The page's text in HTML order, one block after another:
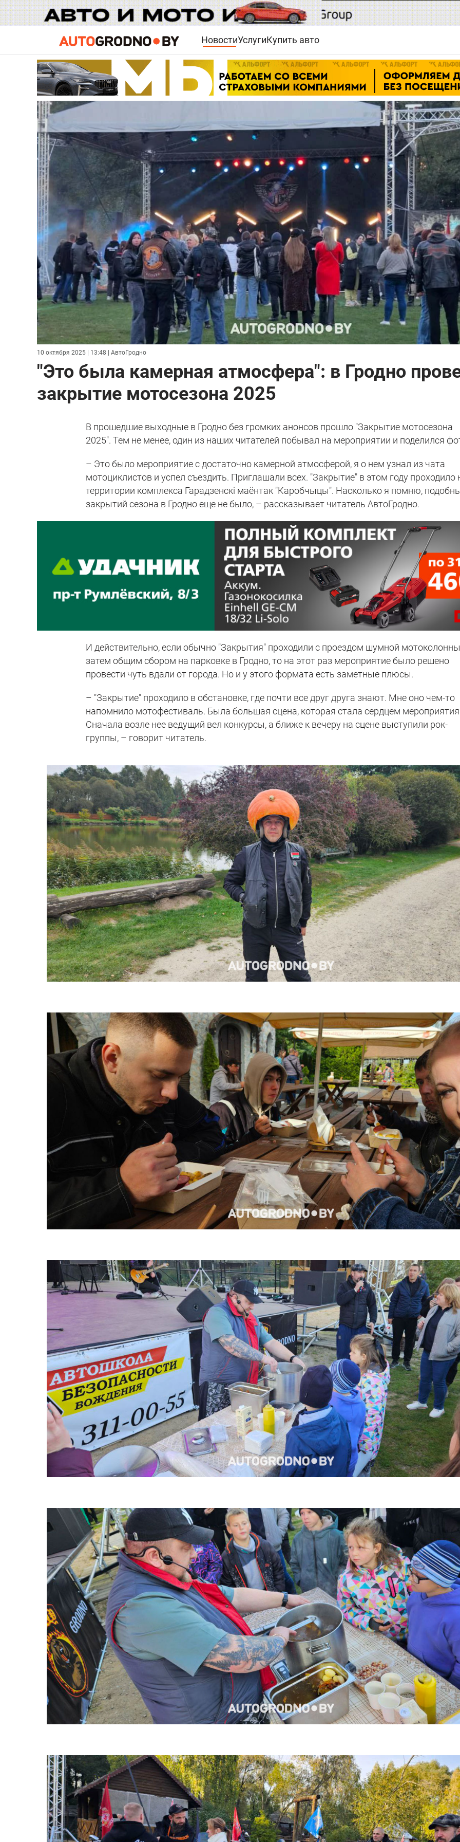
НовостиУслугиКупить авто
10 октября 2025 | 13:48 | АвтоГродно
"Это была камерная атмосфера": в Гродно
закрытие мотосезона 2025
В прошедшие выходные в Гродно без громких анонсов прошло "Закрытие мотосезона
2025". Тем не менее, один из наших читателей побывал на мероприятии и поделился
– Это было мероприятие с достаточно камерной атмосферой, я о нем узнал из чата
мотоциклистов и успел съездить. Приглашали всех. "Закрытие" в этом году проходило
территории комплекса Гарадзенскі маёнтак "Каробчыцы". Насколько я помню,
закрытий сезона в Гродно еще не было, – рассказывает читатель АвтоГродно.
И действительно, если обычно "Закрытия" проходили с проездом шумной
затем общим сбором на парковке в Гродно, то на этот раз мероприятие было решено
провести чуть вдали от города. Но и у этого формата есть заметные плюсы.
– "Закрытие" проходило в обстановке, где почти все друг друга знают. Мне оно чем-то
напомнило мотофестиваль. Была большая сцена, которая стала сердцем
Сначала возле нее ведущий вел конкурсы, а ближе к вечеру на сцене выступили рок-
группы, – говорит читатель.